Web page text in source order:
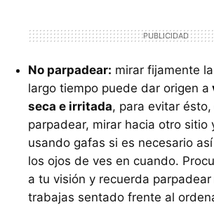
No parpadear: mirar fijamente
largo tiempo puede dar origen a
seca e irritada, para evitar
parpadear, mirar hacia otro sitio
usando gafas si es necesario
los ojos de ves en cuando.
a tu visión y recuerda
trabajas sentado frente al